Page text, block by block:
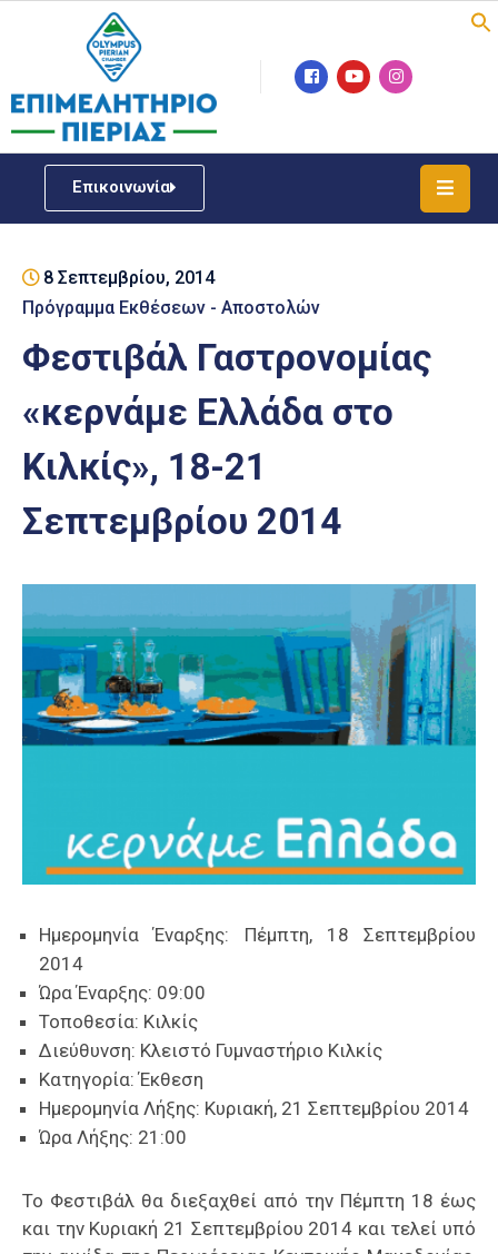
Επικοινωνία
Επιμελητήριο
Νέα
ΓΕΜΗ
Επιχειρηματική
Υποστήριξη
Έκθεση
Παραδοσιακών
Επαγγελμάτων
ΕΒΕΠ-
ΚΜ
Πιερία
8 Σεπτεμβρίου, 2014
Πρόγραμμα Εκθέσεων - Αποστολών
Φεστιβάλ Γαστρονομίας
«κερνάμε Ελλάδα στο
Κιλκίς», 18-21
Σεπτεμβρίου 2014
Ημερομηνία Έναρξης:
Πέμπτη, 18 Σεπτεμβρίου
2014
Ώρα Έναρξης: 09:00
Τοποθεσία: Κιλκίς
Διεύθυνση: Κλειστό Γυμναστήριο Κιλκίς
Κατηγορία: Έκθεση
Ημερομηνία Λήξης: Κυριακή, 21 Σεπτεμβρίου 2014
Ώρα Λήξης: 21:00
Το Φεστιβάλ θα διεξαχθεί από την Πέμπτη 18 έως
και την Κυριακή 21 Σεπτεμβρίου 2014 και τελεί υπό